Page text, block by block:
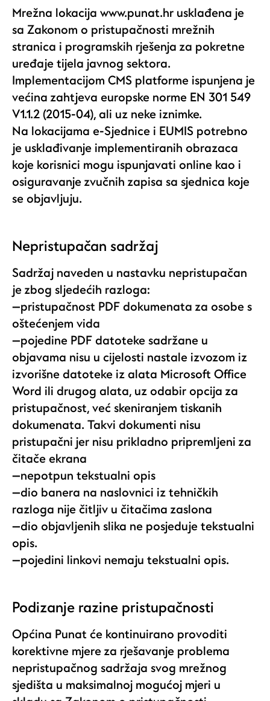
Mrežna lokacija www.punat.hr usklađena je
sa Zakonom o pristupačnosti mrežnih
stranica i programskih rješenja za pokretne
uređaje tijela javnog sektora.
Implementacijom CMS platforme ispunjena je
većina zahtjeva europske norme EN 301 549
V1.1.2 (2015-04), ali uz neke iznimke.
Na lokacijama e-Sjednice i EUMIS potrebno
je usklađivanje implementiranih obrazaca
koje korisnici mogu ispunjavati online kao i
osiguravanje zvučnih zapisa sa sjednica koje
se objavljuju.
Nepristupačan sadržaj
Sadržaj naveden u nastavku nepristupačan
je zbog sljedećih razloga:
—pristupačnost PDF dokumenata za osobe s
oštećenjem vida
—pojedine PDF datoteke sadržane u
objavama nisu u cijelosti nastale izvozom iz
izvorišne datoteke iz alata Microsoft Office
Word ili drugog alata, uz odabir opcija za
pristupačnost, već skeniranjem tiskanih
dokumenata. Takvi dokumenti nisu
pristupačni jer nisu prikladno pripremljeni za
čitače ekrana
—nepotpun tekstualni opis
—dio banera na naslovnici iz tehničkih
razloga nije čitljiv u čitačima zaslona
—dio objavljenih slika ne posjeduje tekstualni
opis.
—pojedini linkovi nemaju tekstualni opis.
Podizanje razine pristupačnosti
Općina Punat će kontinuirano provoditi
korektivne mjere za rješavanje problema
nepristupačnog sadržaja svog mrežnog
sjedišta u maksimalnoj mogućoj mjeri u